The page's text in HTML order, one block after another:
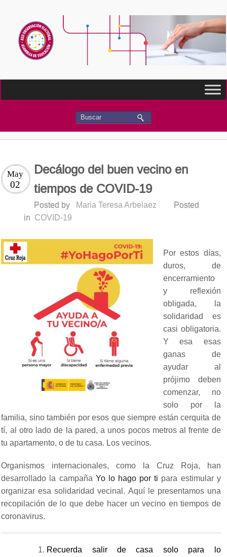
Decálogo del buen vecino en
tiempos de COVID-19
May
02
Posted by Maria Teresa Arbelaez
Posted
in COVID-19
Por estos días,
duros, de
encerramiento
y reflexión
obligada, la
solidaridad es
casi obligatoria.
Y esa esas
ganas de
ayudar al
prójimo deben
comenzar, no
solo por la
familia, sino también por esos que siempre están cerquita de
tí, al otro lado de la pared, a unos pocos metros al frente de
tu apartamento, o de tu casa. Los vecinos.
Organismos internacionales, como la Cruz Roja, han
desarrollado la campaña Yo lo hago por ti para estimular y
organizar esa solidaridad vecinal. Aquí le presentamos una
recopilación de lo que debe hacer un vecino en tiempos de
coronavirus.
Recuerda salir de casa solo para lo